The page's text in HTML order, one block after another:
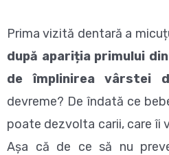
Prima vizită dentară a
după apariția primului
de împlinirea vârstei
devreme? De îndată ce
poate dezvolta carii, care îi
Așa că de ce să nu